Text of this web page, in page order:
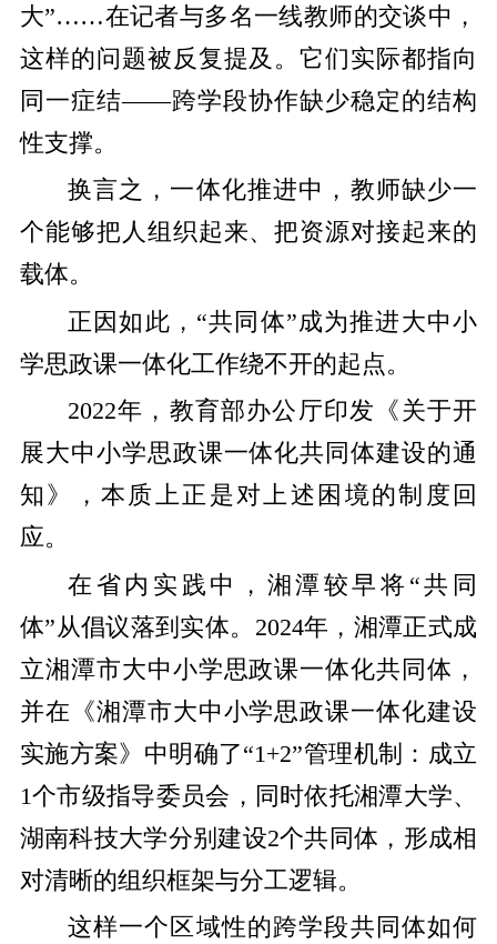
大”……在记者与多名一线教师的交谈中，
这样的问题被反复提及。它们实际都指向
同一症结——跨学段协作缺少稳定的结构
性支撑。
换言之，一体化推进中，教师缺少一
个能够把人组织起来、把资源对接起来的
载体。
正因如此，“共同体”成为推进大中小
学思政课一体化工作绕不开的起点。
2022年，教育部办公厅印发《关于开
展大中小学思政课一体化共同体建设的通
知》，本质上正是对上述困境的制度回
应。
在省内实践中，湘潭较早将“共同
体”从倡议落到实体。2024年，湘潭正式成
立湘潭市大中小学思政课一体化共同体，
并在《湘潭市大中小学思政课一体化建设
实施方案》中明确了“1+2”管理机制：成立
1个市级指导委员会，同时依托湘潭大学、
湖南科技大学分别建设2个共同体，形成相
对清晰的组织框架与分工逻辑。
这样一个区域性的跨学段共同体如何